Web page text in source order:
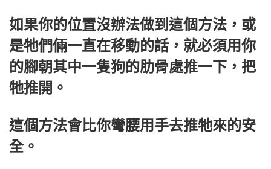
如果你的位置沒辦法做到這個方法，或
是牠們倆一直在移動的話，就必須用你
的腳朝其中一隻狗的肋骨處推一下，把
牠推開。
這個方法會比你彎腰用手去推牠來的安
全。